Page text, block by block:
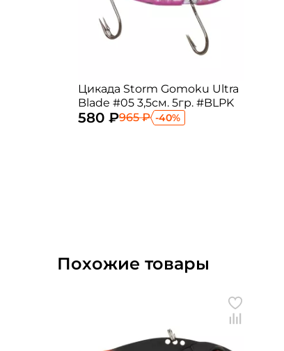
Цикада Storm Gomoku Ultra
Blade #05 3,5см. 5гр. #BLPK
580 ₽965 ₽ -40%
Похожие товары